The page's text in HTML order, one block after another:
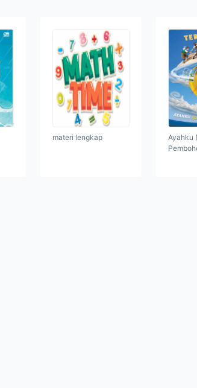
materi lengkap
Ayahku